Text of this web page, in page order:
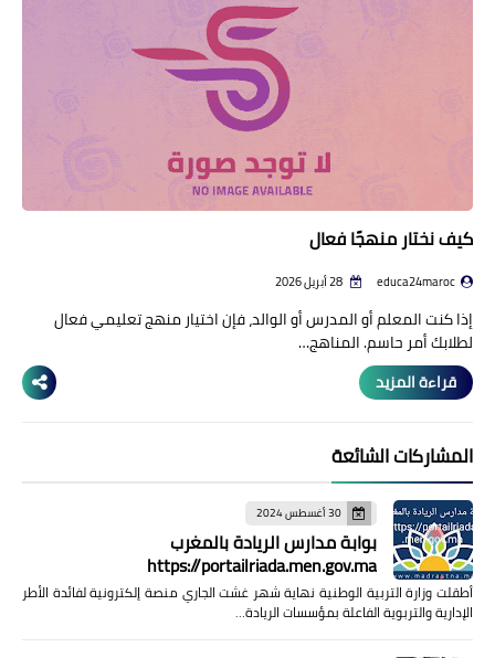
كيف نختار منهجًا فعال
educa24maroc
إذا كنت المعلم أو المدرس أو الوالد، فإن اختيار منهج تعليمي فعال
لطلابك أمر حاسم. المناهج…
قراءة المزيد
المشاركات الشائعة
30 أغسطس 2024
بوابة مدارس الريادة بالمغرب
https://portailriada.men.gov.ma
أطقلت وزارة التربية الوطنية نهاية شهر غشت الجاري منصة إلكترونية لفائدة الأطر
الإدارية والتربوية الفاعلة بمؤسسات الريادة…